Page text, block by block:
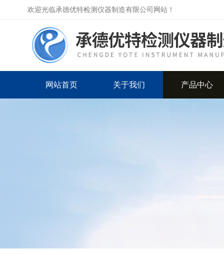
欢迎光临承德优特检测仪器制造有限公司网站！
网站首页 关于我们 产品中心